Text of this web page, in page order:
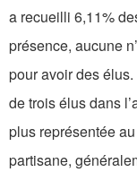
a recueilli 6,11%
présence, aucune
pour avoir des
de trois élus dans
plus représentée
partisane,